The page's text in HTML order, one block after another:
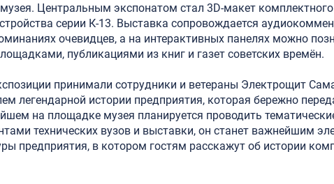
Центральным экспонатом стал 3D-макет комплектного
серии К-13. Выставка сопровождается
очевидцев, а на интерактивных панелях можно
публикациями из книг и газет советских времён.
принимали сотрудники и ветераны Электрощит
легендарной истории предприятия, которая бережно
на площадке музея планируется проводить
технических вузов и выставки, он станет важнейшим
предприятия, в котором гостям расскажут об истории